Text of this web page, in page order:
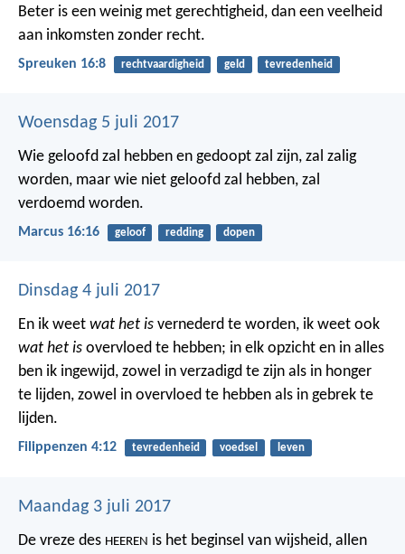
Beter is een weinig met gerechtigheid, dan een veelheid
aan inkomsten zonder recht.
Spreuken 16:8 rechtvaardigheid geld tevredenheid
Woensdag 5 juli 2017
Wie geloofd zal hebben en gedoopt zal zijn, zal zalig
worden, maar wie niet geloofd zal hebben, zal
verdoemd worden.
Marcus 16:16 geloof redding dopen
Dinsdag 4 juli 2017
En ik weet wat het is vernederd te worden, ik weet ook
wat het is overvloed te hebben; in elk opzicht en in alles
ben ik ingewijd, zowel in verzadigd te zijn als in honger
te lijden, zowel in overvloed te hebben als in gebrek te
lijden.
Filippenzen 4:12 tevredenheid voedsel leven
Maandag 3 juli 2017
De vreze des HEEREN is het beginsel van wijsheid, allen